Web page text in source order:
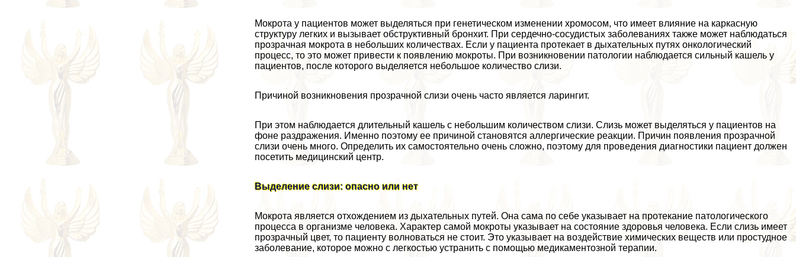
Мокрота у пациентов может выделяться при генетическом изменении хромосом, что имеет влияние на каркасную
структуру легких и вызывает обструктивный бронхит. При сердечно-сосудистых заболеваниях также может наблюдаться
прозрачная мокрота в небольших количествах. Если у пациента протекает в дыхательных путях oнкoлoгический
процесс, то это может привести к появлению мокроты. При возникновении патологии наблюдается сильный кашель у
пациентов, после которого выделяется небольшое количество слизи.
Причиной возникновения прозрачной слизи очень часто является ларингит.
При этом наблюдается длительный кашель с небольшим количеством слизи. Слизь может выделяться у пациентов на
фоне раздражения. Именно поэтому ее причиной становятся аллергические реакции. Причин появления прозрачной
слизи очень много. Определить их самостоятельно очень сложно, поэтому для проведения диагностики пациент должен
посетить медицинский центр.
Выделение слизи: опасно или нет
Мокрота является отхождением из дыхательных путей. Она сама по себе указывает на протекание патологического
процесса в организме человека. Хаpaктер самой мокроты указывает на состояние здоровья человека. Если слизь имеет
прозрачный цвет, то пациенту волноваться не стоит. Это указывает на воздействие химических веществ или простудное
заболевание, которое можно с легкостью устранить с помощью медикаментозной терапии.